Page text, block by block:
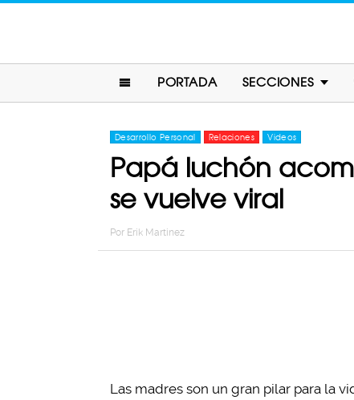
PORTADA SECCIONES
Desarrollo Personal Relaciones Videos
Papá luchón
se vuelve viral
Por Erik Martinez
Las madres son un gran pilar para la